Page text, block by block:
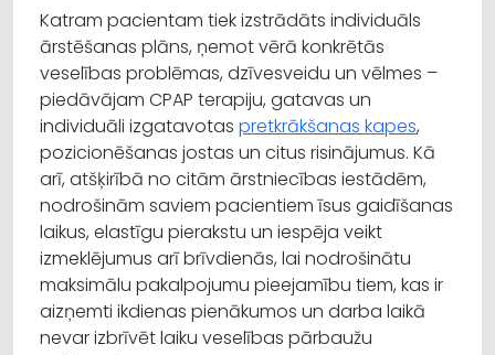
Katram pacientam tiek izstrādāts individuāls
ārstēšanas plāns, ņemot vērā konkrētās
veselības problēmas, dzīvesveidu un vēlmes –
piedāvājam CPAP terapiju, gatavas un
individuāli izgatavotas pretkrākšanas kapes,
pozicionēšanas jostas un citus risinājumus. Kā
arī, atšķirībā no citām ārstniecības iestādēm,
nodrošinām saviem pacientiem īsus gaidīšanas
laikus, elastīgu pierakstu un iespēja veikt
izmeklējumus arī brīvdienās, lai nodrošinātu
maksimālu pakalpojumu pieejamību tiem, kas ir
aizņemti ikdienas pienākumos un darba laikā
nevar izbrīvēt laiku veselības pārbaužu